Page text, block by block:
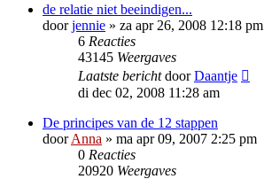
de relatie niet beeindigen...
doorjennie » za apr 26, 2008 12:18 pm
6 Reacties
43145 Weergaves
Laatste berichtdoorDaantje
di dec 02, 2008 11:28 am
De principes van de 12 stappen
doorAnna » ma apr 09, 2007 2:25 pm
0 Reacties
20920 Weergaves